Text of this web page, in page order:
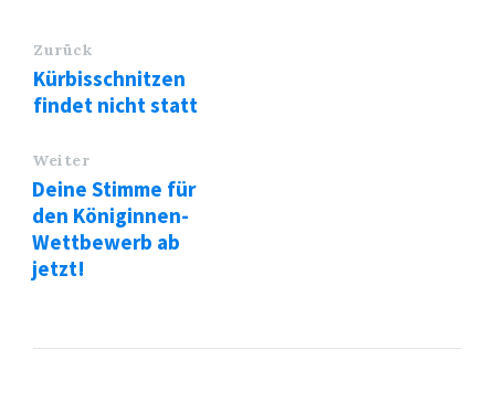
Zurück
Kürbisschnitzen
findet nicht statt
Weiter
Deine Stimme für
den Königinnen-
Wettbewerb ab
jetzt!